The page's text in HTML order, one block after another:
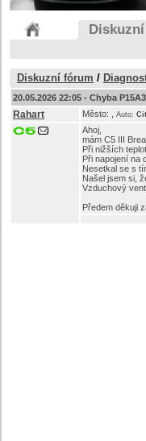
Diskuzní fórum /
20.05.2026 22:05 - Chyba P15A3
Rahart Město: Auto:
Ahoj,
mám C5 III
Při nižších
Při napojení na
Nesetkal se s
Našel jsem si,
Vzduchový
Předem děkuji